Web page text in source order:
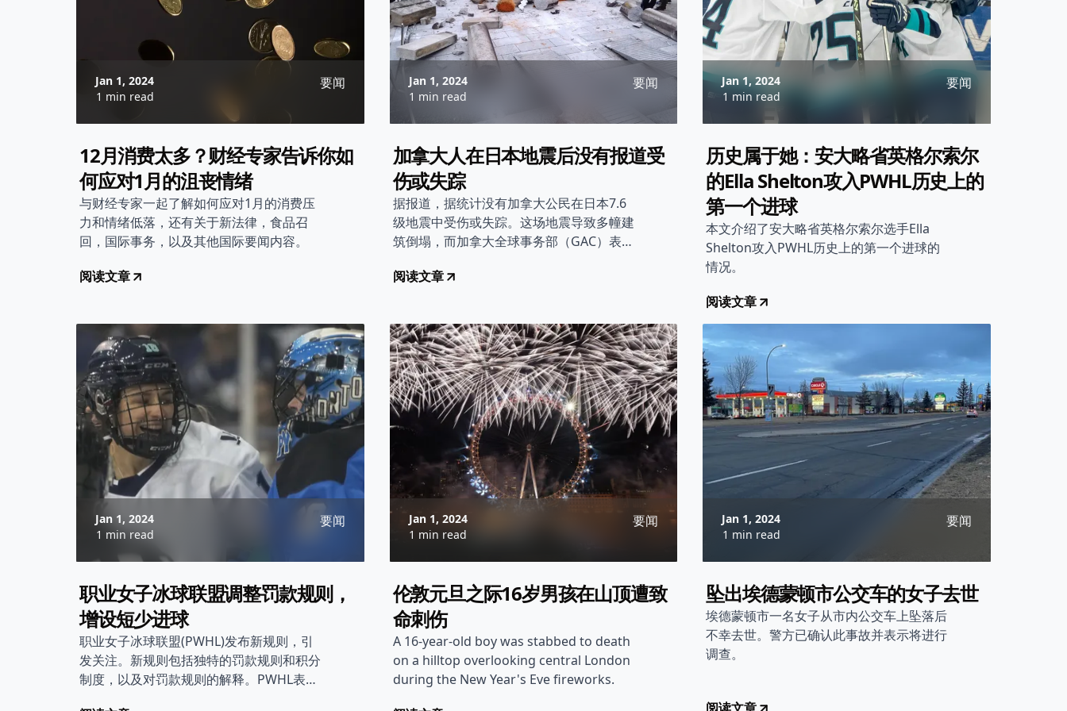
Jan 1, 2024
1 min read
要闻
12月消费太多？财经专家告诉你如
何应对1月的沮丧情绪
与财经专家一起了解如何应对1月的消费压
力和情绪低落，还有关于新法律，食品召
回，国际事务，以及其他国际要闻内容。
阅读文章
Jan 1, 2024
1 min read
要闻
加拿大人在日本地震后没有报道受
伤或失踪
据报道，据统计没有加拿大公民在日本7.6
级地震中受伤或失踪。这场地震导致多幢建
筑倒塌，而加拿大全球事务部（GAC）表示
阅读文章
Jan 1, 2024
1 min read
要闻
历史属于她：安大略省英格尔索尔
的Ella Shelton攻入PWHL历史上的
第一个进球
本文介绍了安大略省英格尔索尔选手Ella
Shelton攻入PWHL历史上的第一个进球的
情况。
阅读文章
Jan 1, 2024
1 min read
要闻
职业女子冰球联盟调整罚款规则，
增设短少进球
职业女子冰球联盟(PWHL)发布新规则，引
发关注。新规则包括独特的罚款规则和积分
制度，以及对罚款规则的解释。PWHL表
Jan 1, 2024
1 min read
要闻
伦敦元旦之际16岁男孩在山顶遭致
命刺伤
A 16-year-old boy was stabbed to death
on a hilltop overlooking central London
during the New Year's Eve fireworks.
Jan 1, 2024
1 min read
要闻
坠出埃德蒙顿市公交车的女子去世
埃德蒙顿市一名女子从市内公交车上坠落后
不幸去世。警方已确认此事故并表示将进行
调查。